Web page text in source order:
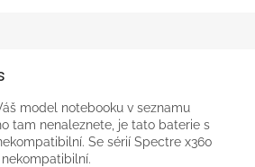
model notebooku v seznamu
tam nenaleznete, je tato baterie s
Se sérií Spectre x360